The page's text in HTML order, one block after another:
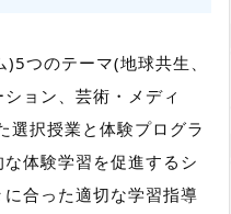
つのテーマ(地球共生、
ョン、芸術・メディ
選択授業と体験プログラ
体験学習を促進するシ
合った適切な学習指導